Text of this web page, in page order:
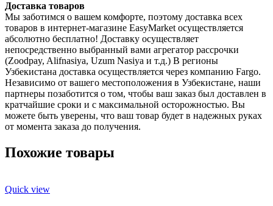
Доставка товаров
Мы заботимся о вашем комфорте, поэтому доставка всех
товаров в интернет-магазине EasyMarket осуществляется
абсолютно бесплатно! Доставку осуществляет
непосредственно выбранный вами агрегатор рассрочки
(Zoodpay, Alifnasiya, Uzum Nasiya и т.д.) В регионы
Узбекистана доставка осуществляется через компанию Fargo.
Независимо от вашего местоположения в Узбекистане, наши
партнеры позаботится о том, чтобы ваш заказ был доставлен в
кратчайшие сроки и с максимальной осторожностью. Вы
можете быть уверены, что ваш товар будет в надежных руках
от момента заказа до получения.
Похожие товары
Quick view